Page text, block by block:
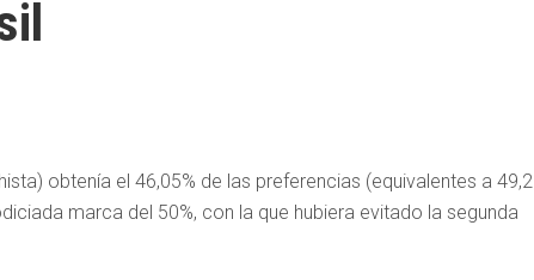
obtenía el 46,05% de las preferencias (equivalentes a 49,2
marca del 50%, con la que hubiera evitado la segunda